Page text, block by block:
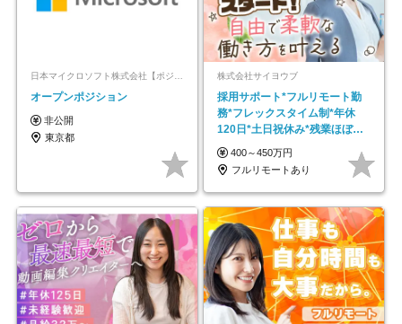
日本マイクロソフト株式会社【ポジションマッチ登録】
オープンポジション
非公開
東京都
株式会社サイヨウブ
採用サポート*フルリモート勤
務*フレックスタイム制*年休
120日*土日祝休み*残業ほぼな
し*育児中社員8割以上
400～450万円
フルリモートあり